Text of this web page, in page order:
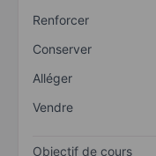
Renforcer
Conserver
Alléger
Vendre
Objectif de cours